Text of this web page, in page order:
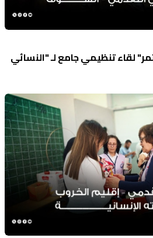
لقاء تنظيمي جامع لـ "النسائي